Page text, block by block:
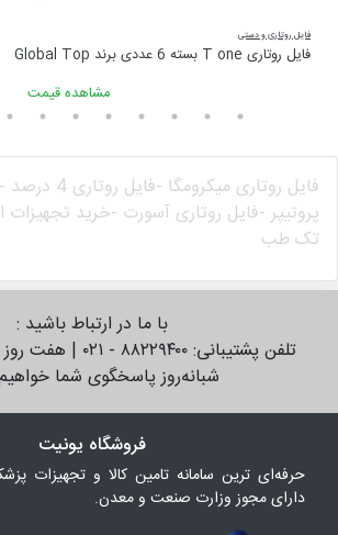
فایل روتاری و دستی
فایل روتاری T one بسته 6 عددی برند Global Top
مشاهده قیمت
فایل روتاری میکرومگا -فایل روتاری 4 درصد -
پروتیپر -فایل روتاری آسورت -خرید تجهیزات
تک طب
با ما در ارتباط باشید :
شبانه‌روز پاسخگوی شما
فروشگاه یونیت
دارای مجوز وزارت صنعت و معدن.